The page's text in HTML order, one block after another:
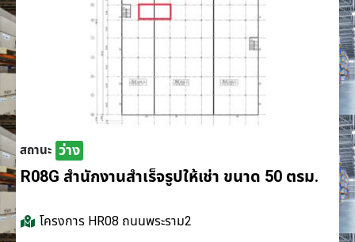
สถานะ ว่าง
R08G สำนักงานสำเร็จรูปให้เช่า ขนาด 50 ตรม.
โครงการ HR08 ถนนพระราม2